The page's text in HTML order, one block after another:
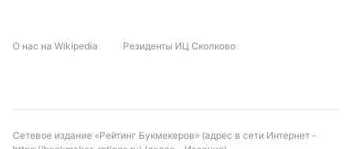
О нас на Wikipedia Резиденты ИЦ Сколково
Сетевое издание «Рейтинг Букмекеров» (адрес в сети Интернет -